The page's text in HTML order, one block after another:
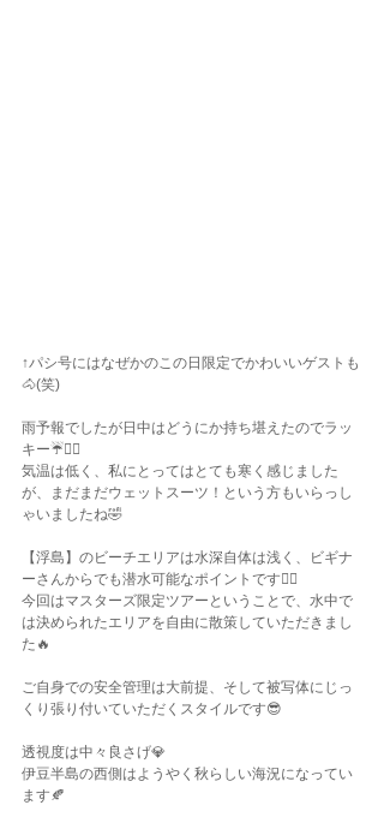
↑パシ号にはなぜかのこの日限定でかわいいゲストも
🐴(笑)
雨予報でしたが日中はどうにか持ち堪えたのでラッ
キー☔️✌🏽
気温は低く、私にとってはとても寒く感じました
が、まだまだウェットスーツ！という方もいらっし
ゃいましたね🤣
【浮島】のビーチエリアは水深自体は浅く、ビギナ
ーさんからでも潜水可能なポイントです🙂‍↕️
今回はマスターズ限定ツアーということで、水中で
は決められたエリアを自由に散策していただきまし
た🔥
ご自身での安全管理は大前提、そして被写体にじっ
くり張り付いていただくスタイルです😎
透視度は中々良さげ💎
伊豆半島の西側はようやく秋らしい海況になってい
ます🍂